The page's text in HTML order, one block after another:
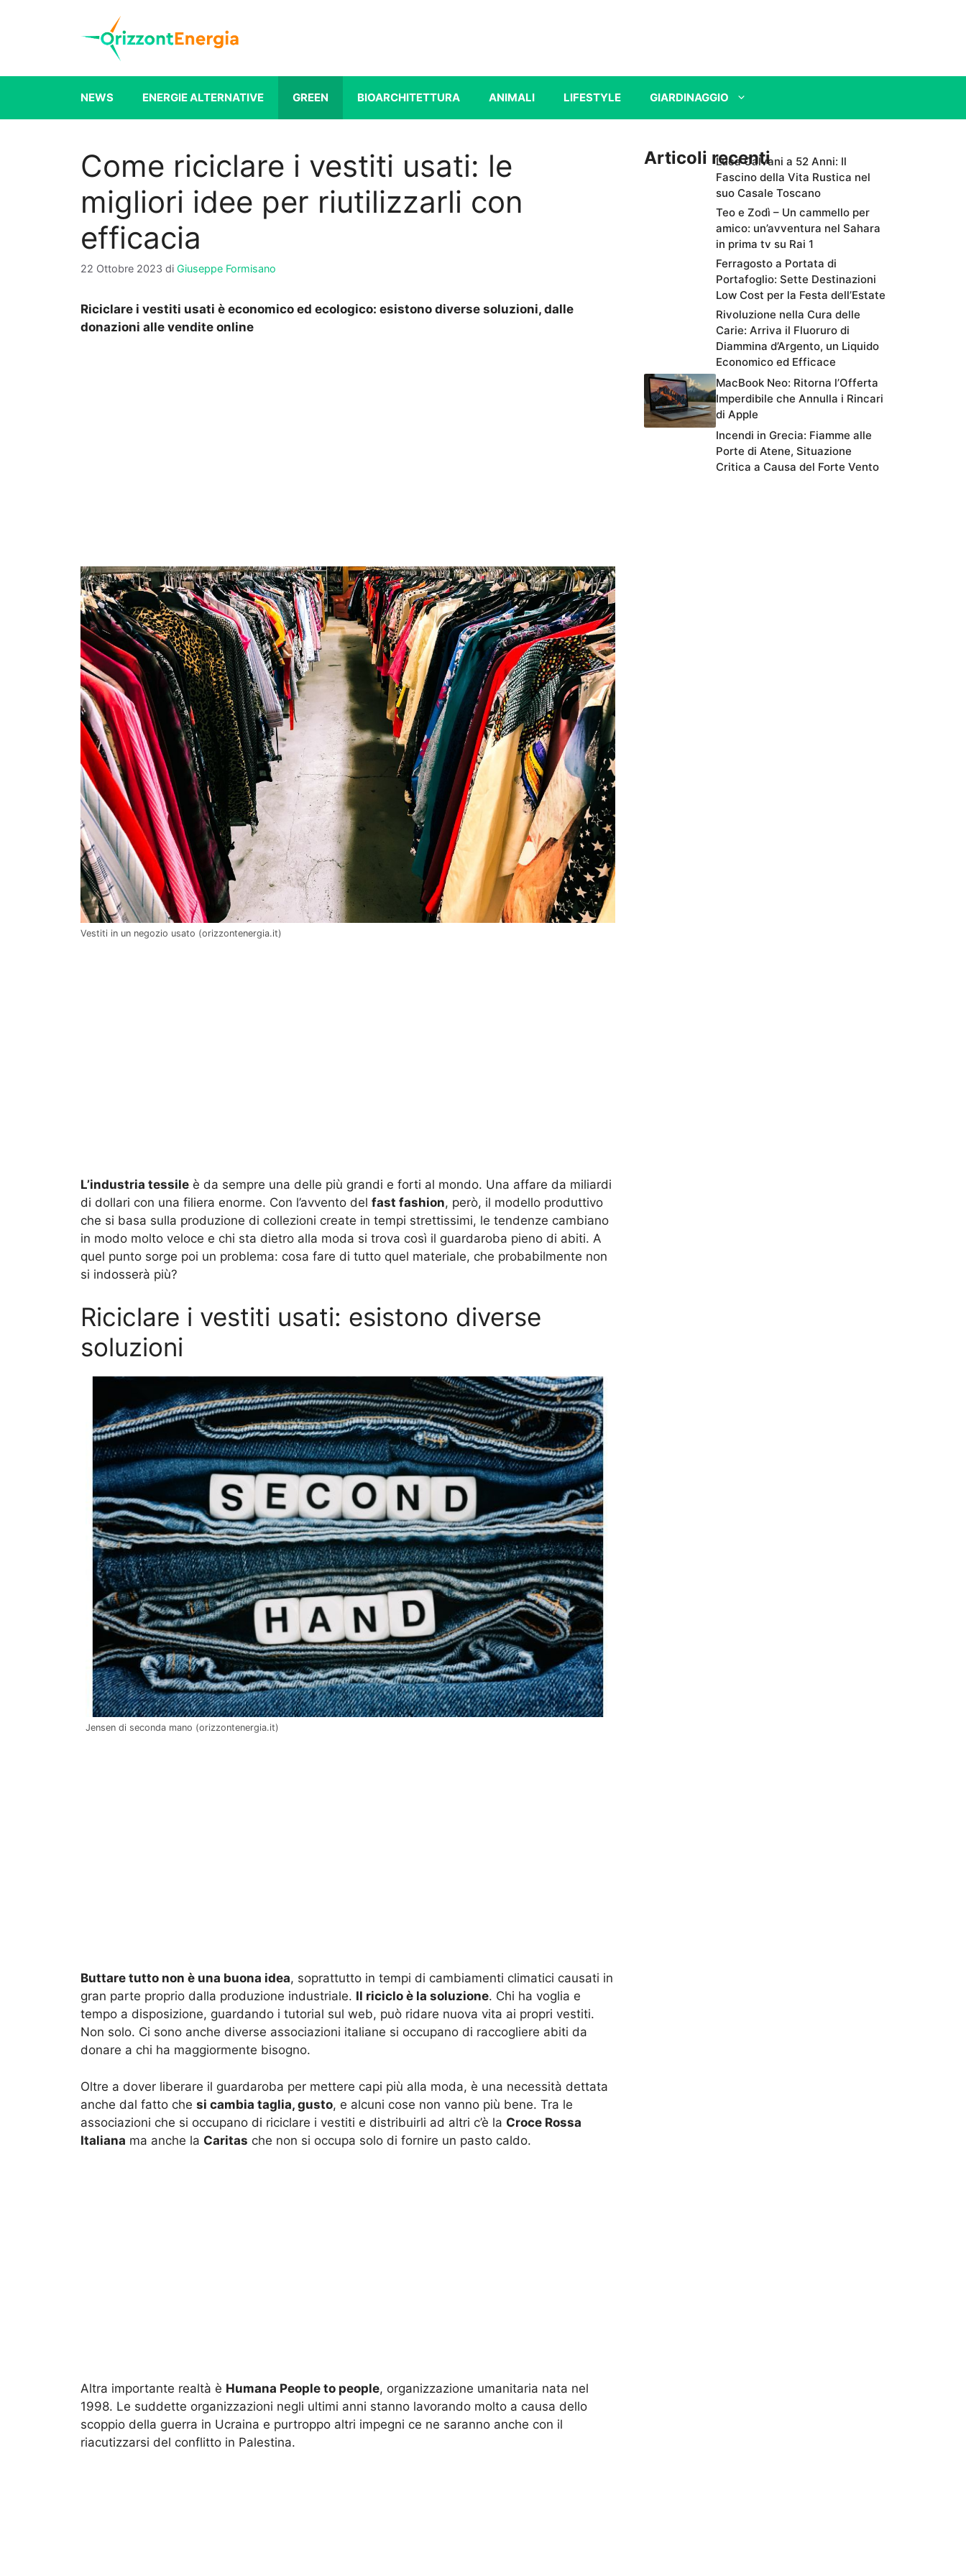
NEWS ENERGIE ALTERNATIVE GREEN BIOARCHITETTURA ANIMALI LIFESTYLE GIARDINAGGIO
Come riciclare i vestiti usati: le
migliori idee per riutilizzarli con
efficacia
22 Ottobre 2023 di Giuseppe Formisano
Riciclare i vestiti usati è economico ed ecologico: esistono diverse soluzioni, dalle
donazioni alle vendite online
Vestiti in un negozio usato (orizzontenergia.it)
L’industria tessile è da sempre una delle più grandi e forti al mondo. Una affare da miliardi
di dollari con una filiera enorme. Con l’avvento del fast fashion, però, il modello produttivo
che si basa sulla produzione di collezioni create in tempi strettissimi, le tendenze cambiano
in modo molto veloce e chi sta dietro alla moda si trova così il guardaroba pieno di abiti. A
quel punto sorge poi un problema: cosa fare di tutto quel materiale, che probabilmente non
si indosserà più?
Riciclare i vestiti usati: esistono diverse
soluzioni
Jensen di seconda mano (orizzontenergia.it)
Buttare tutto non è una buona idea, soprattutto in tempi di cambiamenti climatici causati in
gran parte proprio dalla produzione industriale. Il riciclo è la soluzione. Chi ha voglia e
tempo a disposizione, guardando i tutorial sul web, può ridare nuova vita ai propri vestiti.
Non solo. Ci sono anche diverse associazioni italiane si occupano di raccogliere abiti da
donare a chi ha maggiormente bisogno.
Oltre a dover liberare il guardaroba per mettere capi più alla moda, è una necessità dettata
anche dal fatto che si cambia taglia, gusto, e alcuni cose non vanno più bene. Tra le
associazioni che si occupano di riciclare i vestiti e distribuirli ad altri c’è la Croce Rossa
Italiana ma anche la Caritas che non si occupa solo di fornire un pasto caldo.
Altra importante realtà è Humana People to people, organizzazione umanitaria nata nel
1998. Le suddette organizzazioni negli ultimi anni stanno lavorando molto a causa dello
scoppio della guerra in Ucraina e purtroppo altri impegni ce ne saranno anche con il
riacutizzarsi del conflitto in Palestina.
Articoli recentiLuca Calvani a 52 Anni: Il
Fascino della Vita Rustica nel
suo Casale Toscano
Teo e Zodì – Un cammello per
amico: un’avventura nel Sahara
in prima tv su Rai 1
Ferragosto a Portata di
Portafoglio: Sette Destinazioni
Low Cost per la Festa dell’Estate
Rivoluzione nella Cura delle
Carie: Arriva il Fluoruro di
Diammina d’Argento, un Liquido
Economico ed Efficace
MacBook Neo: Ritorna l’Offerta
Imperdibile che Annulla i Rincari
di Apple
Incendi in Grecia: Fiamme alle
Porte di Atene, Situazione
Critica a Causa del Forte Vento